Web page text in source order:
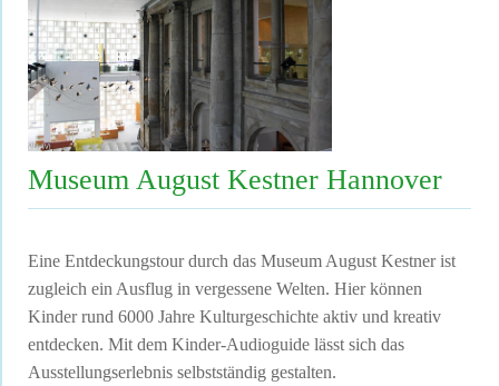
Museum August Kestner Hannover
Eine Entdeckungstour durch das Museum August Kestner ist
zugleich ein Ausflug in vergessene Welten. Hier können
Kinder rund 6000 Jahre Kulturgeschichte aktiv und kreativ
entdecken. Mit dem Kinder-Audioguide lässt sich das
Ausstellungserlebnis selbstständig gestalten.